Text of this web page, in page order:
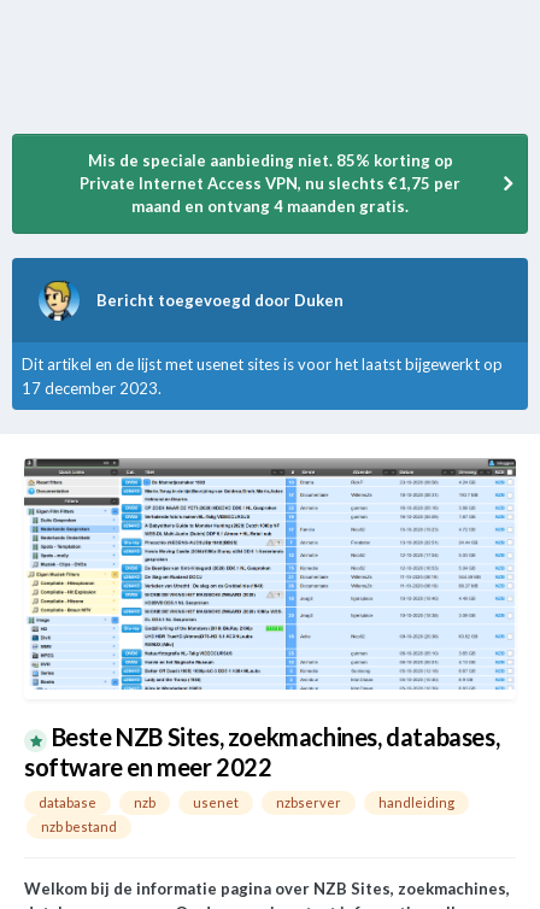
Mis de speciale aanbieding niet. 85% korting op
Private Internet Access VPN, nu slechts €1,75 per
maand en ontvang 4 maanden gratis.
Bericht toegevoegd door Duken
Dit artikel en de lijst met usenet sites is voor het laatst bijgewerkt op
17 december 2023.
Beste NZB Sites, zoekmachines, databases,
software en meer 2022
database nzb usenet nzbserver
handleiding
nzb bestand
Welkom bij de informatie pagina over NZB Sites, zoekmachines,